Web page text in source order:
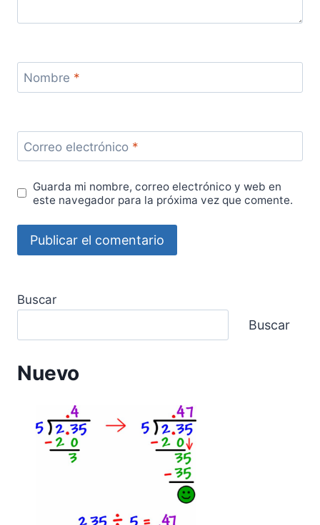
Nombre *
Correo electrónico *
Guarda mi nombre, correo electrónico y web en
este navegador para la próxima vez que comente.
Buscar
Buscar
Nuevo